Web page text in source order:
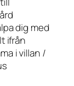
dig med
ifrån
i villan /